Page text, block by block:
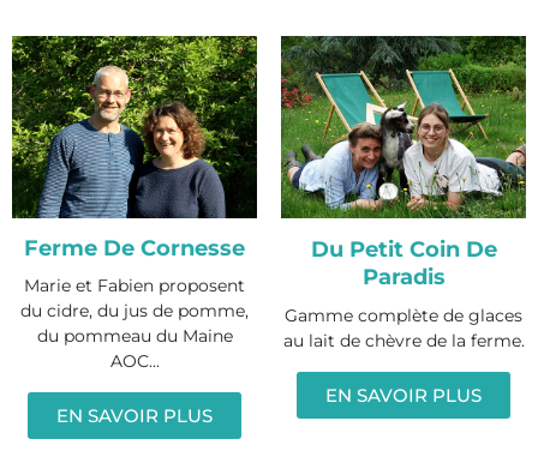
Ferme De Cornesse
Marie et Fabien proposent
du cidre, du jus de pomme,
du pommeau du Maine
AOC...
EN SAVOIR PLUS
Du Petit Coin De
Paradis
Gamme complète de glaces
au lait de chèvre de la ferme.
EN SAVOIR PLUS